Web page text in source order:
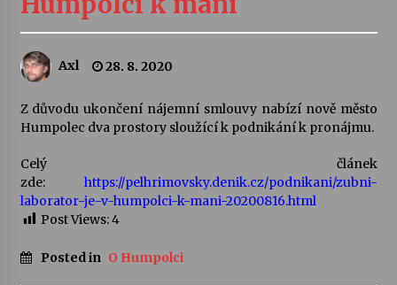
Veselí muzikanti
28. 7. 2026
28. 7. 2026
Axl 28. 8. 2020
Z důvodu ukončení nájemní smlouvy nabízí nově město
Humpolec dva prostory sloužící k podnikání k pronájmu.
Celý článek
zde: https://pelhrimovsky.denik.cz/podnikani/zubni-
laborator-je-v-humpolci-k-mani-20200816.html
Post Views:4
Posted in O Humpolci